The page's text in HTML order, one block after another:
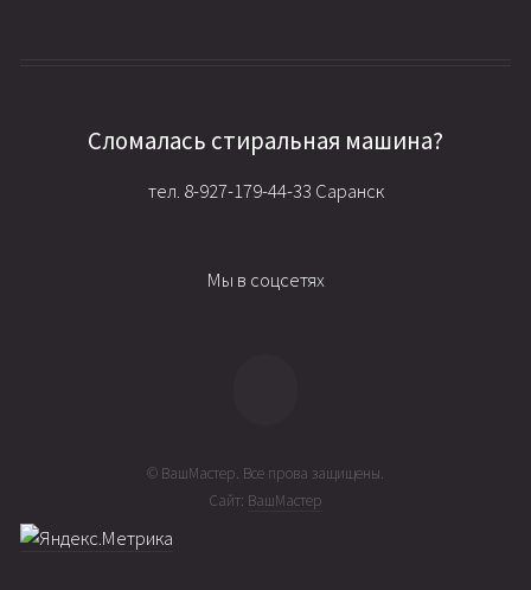
Сломалась стиральная машина?
тел. 8-927-179-44-33 Саранск
Мы в соцсетях
© ВашМастер. Все прова защищены.
Сайт: ВашМастер